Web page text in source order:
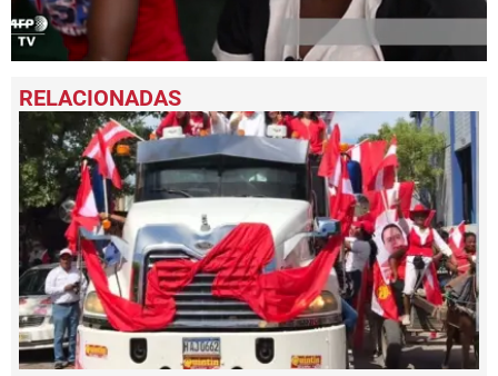
seconds
of
1
minute,
seconds